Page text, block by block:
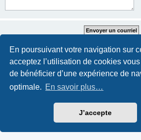
En poursuivant votre navigation sur
acceptez l’utilisation de cookies
de bénéficier d’une expérience de
optimale. En savoir plus…
J’accepte
Accueil du forum
Développé par phpBB
® Forum Software
Traduction française officielle
Confidentialité